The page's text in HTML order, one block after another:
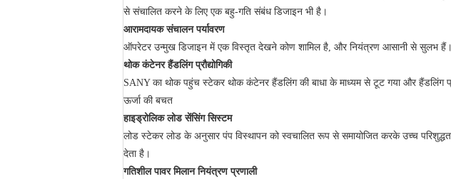
से संचालित करने के लिए एक बहु-गति संबंध डिजाइन भी है।
आरामदायक संचालन पर्यावरण
ऑपरेटर उन्मुख डिजाइन में एक विस्तृत देखने कोण शामिल है, और नियंत्रण आसानी से सुलभ हैं।
थोक कंटेनर हैंडलिंग प्रौद्योगिकी
SANY का थोक पहुंच स्टेकर थोक कंटेनर हैंडलिंग की बाधा के माध्यम से टूट गया और हैंडलिंग
ऊर्जा की बचत
हाइड्रोलिक लोड सेंसिंग सिस्टम
लोड स्टेकर लोड के अनुसार पंप विस्थापन को स्वचालित रूप से समायोजित करके उच्च
देता है।
गतिशील पावर मिलान नियंत्रण प्रणाली